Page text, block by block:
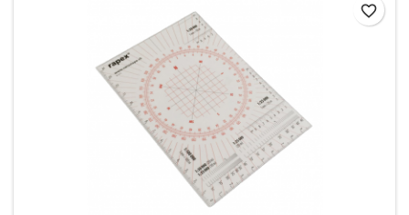
favorite_border